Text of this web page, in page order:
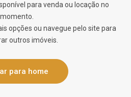
para venda ou locação no
momento.
opções ou navegue pelo site para
outros imóveis.
para home